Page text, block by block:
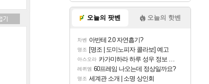
오늘의 팟벤 오늘의 핫벤
차벤 아반테 2.0 자연흡기?
명조 [명조 | 도미노피자 콜라보] 예고
아스오라 카가미하라 하루 성우 정보 및 주요 필모
레퀴엠 60프레임 나오는데 정상일까요?
명조 세계관 소개 | 소명 상인회